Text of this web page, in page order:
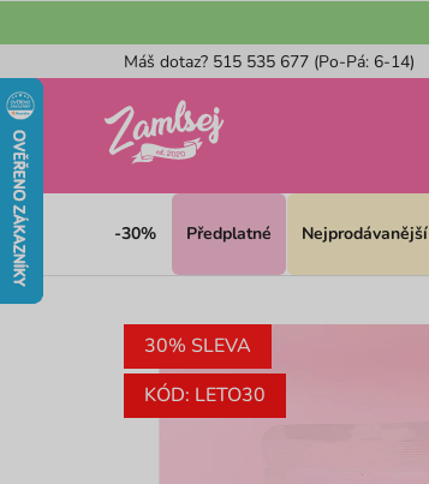
na
Máš dotaz? 515 535 677 (Po-Pá: 6-14)
-30% Předplatné Nejprodávanější
30% SLEVA
KÓD: LETO30